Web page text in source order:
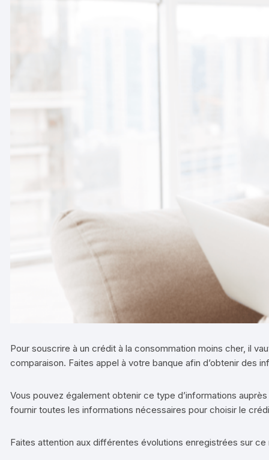
Pour souscrire à un crédit à la consommation moins cher, il
comparaison. Faites appel à votre banque afin d’obtenir
Vous pouvez également obtenir ce type d’informations
fournir toutes les informations nécessaires pour choisir le
Faites attention aux différentes évolutions enregistrées sur